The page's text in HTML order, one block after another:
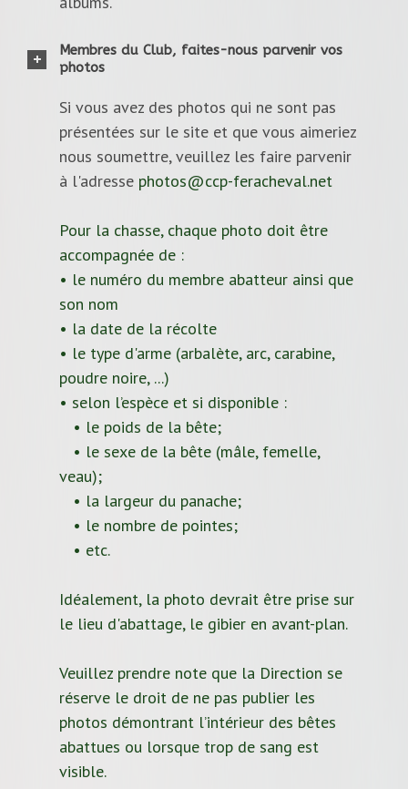
Membres du Club, faites-nous parvenir vos
photos
Si vous avez des photos qui ne sont pas
présentées sur le site et que vous aimeriez
nous soumettre, veuillez les faire parvenir
à l'adresse photos@ccp-feracheval.net
Pour la chasse, chaque photo doit être
accompagnée de :
• le numéro du membre abatteur ainsi que
son nom
• la date de la récolte
• le type d'arme (arbalète, arc, carabine,
poudre noire, ...)
• selon l’espèce et si disponible :
• le poids de la bête;
• le sexe de la bête (mâle, femelle,
veau);
• la largeur du panache;
• le nombre de pointes;
• etc.
Idéalement, la photo devrait être prise sur
le lieu d'abattage, le gibier en avant-plan.
Veuillez prendre note que la Direction se
réserve le droit de ne pas publier les
photos démontrant l’intérieur des bêtes
abattues ou lorsque trop de sang est
visible.